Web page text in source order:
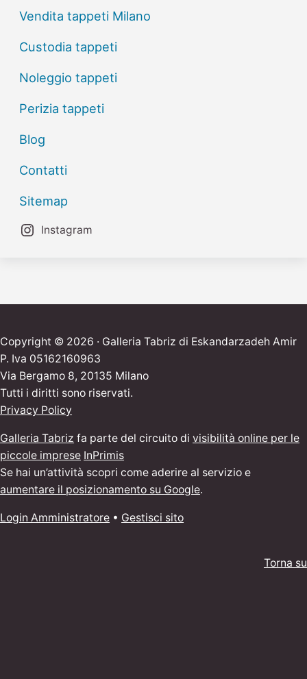
Vendita tappeti Milano
Custodia tappeti
Noleggio tappeti
Perizia tappeti
Blog
Contatti
Sitemap
Instagram
Copyright © 2026 · Galleria Tabriz di Eskandarzadeh Amir
P. Iva 05162160963
Via Bergamo 8, 20135 Milano
Tutti i diritti sono riservati.
Privacy Policy
Galleria Tabriz fa parte del circuito divisibilità online per le
piccole imprese InPrimis
Se hai un’attività scopri come aderire al servizio e
aumentare il posizionamento su Google.
Login Amministratore • Gestisci sito
Torna su